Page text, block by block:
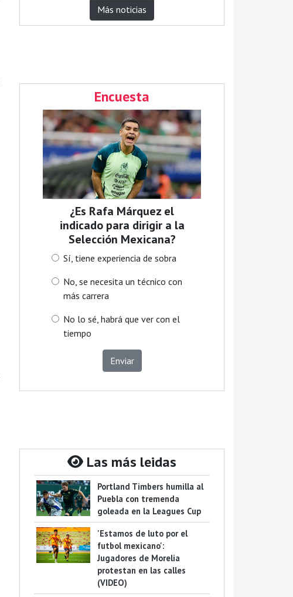
Más noticias
Encuesta
¿Es Rafa Márquez el
indicado para dirigir a la
Selección Mexicana?
Sí, tiene experiencia de sobra
No, se necesita un técnico con
más carrera
No lo sé, habrá que ver con el
tiempo
Enviar
Las más leidas
Portland Timbers humilla al
Puebla con tremenda
goleada en la Leagues Cup
'Estamos de luto por el
futbol mexicano':
Jugadores de Morelia
protestan en las calles
(VIDEO)